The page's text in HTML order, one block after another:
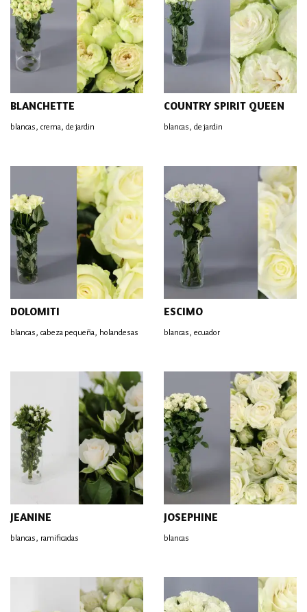
BLANCHETTE
blancas, crema, de jardin
COUNTRY SPIRIT QUEEN
blancas, de jardin
DOLOMITI
blancas, cabeza pequeña, holandesas
ESCIMO
blancas, ecuador
JEANINE
blancas, ramificadas
JOSEPHINE
blancas